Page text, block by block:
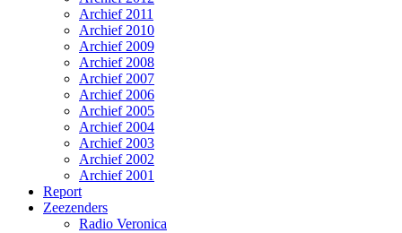
Archief 2011
Archief 2010
Archief 2009
Archief 2008
Archief 2007
Archief 2006
Archief 2005
Archief 2004
Archief 2003
Archief 2002
Archief 2001
Report
Zeezenders
Radio Veronica